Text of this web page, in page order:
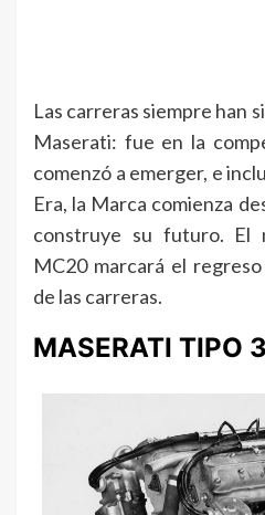
Las carreras siempre han
Maserati: fue en la
comenzó a emerger, e
Era, la Marca comienza
construye su futuro. El
MC20 marcará el
de las carreras.
MASERATI TIPO